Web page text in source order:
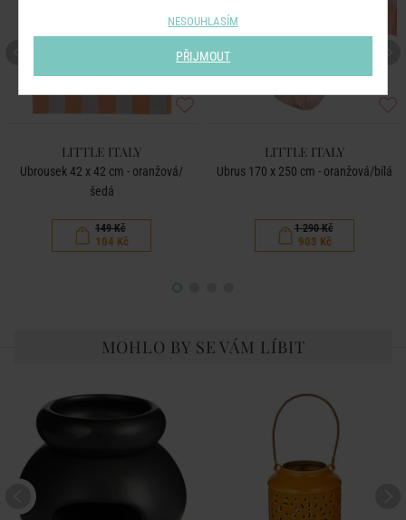
LITTLE ITALY
Ubrousek 42 x 42 cm - oranžová/
šedá
149 Kč
104 Kč
LITTLE ITALY
Ubrus 170 x 250 cm - oranžová/bílá
1 290 Kč
903 Kč
MOHLO BY SE VÁM LÍBIT
NESOUHLASÍM
PŘIJMOUT